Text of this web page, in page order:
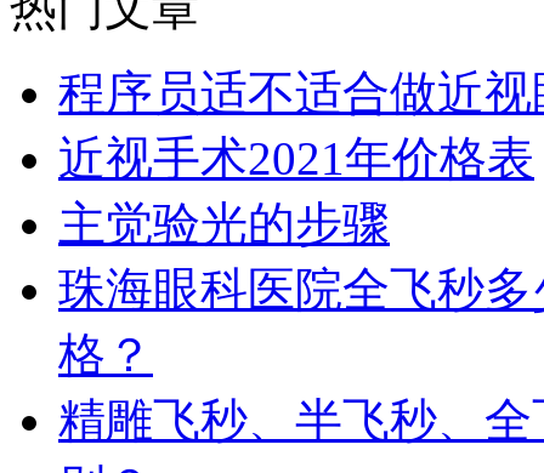
程序员适不适合做近视
近视手术2021年价格表
主觉验光的步骤
珠海眼科医院全飞秒
格？
精雕飞秒、半飞秒、